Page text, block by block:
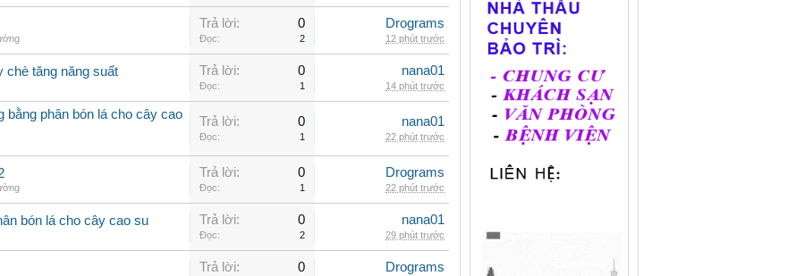
Trả lời: 0
Đọc: 2
Drograms
12 phút trước
chè tăng năng suất Trả lời: 0
Đọc: 1
nana01
14 phút trước
bằng phân bón lá cho cây cao
Trả lời: 0
Đọc: 1
nana01
22 phút trước
Trả lời: 0
Đọc: 1
Drograms
22 phút trước
bón lá cho cây cao su Trả lời: 0
Đọc: 2
nana01
29 phút trước
Trả lời: 0 Drograms